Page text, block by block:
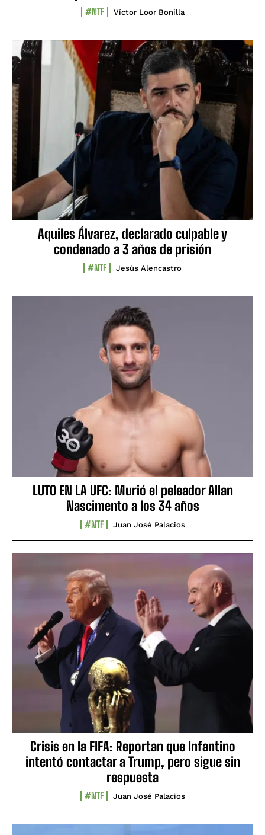
#NTF Víctor Loor Bonilla
Aquiles Álvarez, declarado culpable y
condenado a 3 años de prisión
#NTF Jesús Alencastro
LUTO EN LA UFC: Murió el peleador Allan
Nascimento a los 34 años
#NTF Juan José Palacios
Crisis en la FIFA: Reportan que Infantino
intentó contactar a Trump, pero sigue sin
respuesta
#NTF Juan José Palacios